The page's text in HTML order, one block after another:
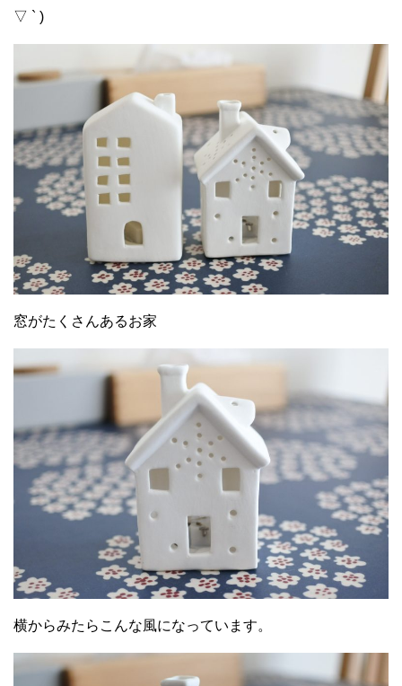
▽ ` )
窓がたくさんあるお家
横からみたらこんな風になっています。